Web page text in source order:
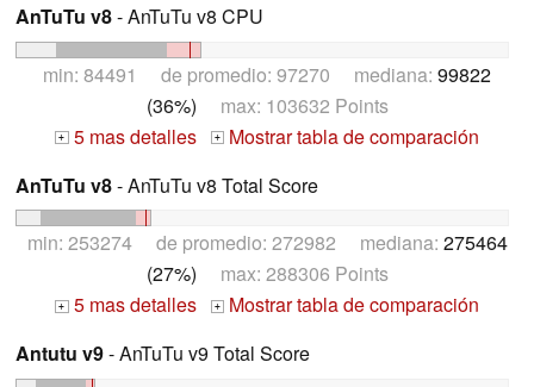
AnTuTu v8- AnTuTu v8 CPU
min: 84491 de promedio: 97270 mediana: 99822
(36%) max: 103632 Points
+ 5 mas detalles +
Mostrar tabla de comparación
AnTuTu v8- AnTuTu v8 Total Score
min: 253274 de promedio: 272982 mediana: 275464
(27%) max: 288306 Points
+ 5 mas detalles +
Mostrar tabla de comparación
Antutu v9- AnTuTu v9 Total Score